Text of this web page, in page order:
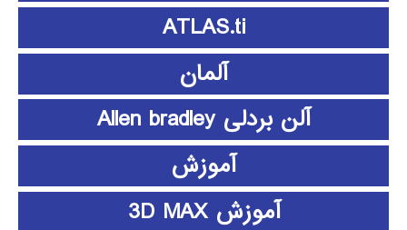
ATLAS.ti
آلمان
آلن بردلی Allen bradley
آموزش
آموزش 3D MAX